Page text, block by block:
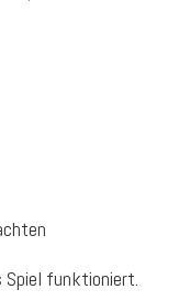
Spiel funktioniert.